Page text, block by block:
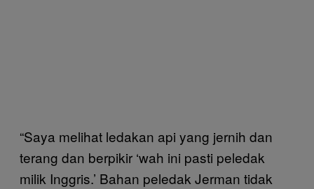
“Saya melihat ledakan api yang jernih dan
terang dan berpikir ‘wah ini pasti peledak
milik Inggris.’ Bahan peledak Jerman tidak